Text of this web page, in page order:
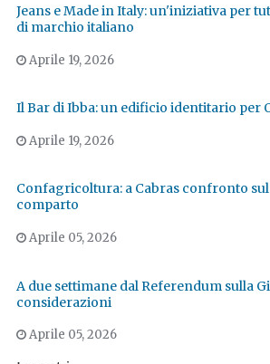
Jeans e Made in Italy: un'iniziativa per
di marchio italiano
Aprile 19, 2026
Il Bar di Ibba: un edificio identitario per
Aprile 19, 2026
Confagricoltura: a Cabras confronto
comparto
Aprile 05, 2026
A due settimane dal Referendum sulla
considerazioni
Aprile 05, 2026